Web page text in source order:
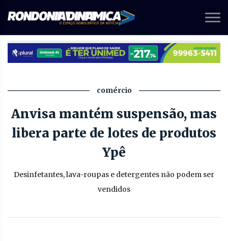
comércio
Anvisa mantém suspensão, mas
libera parte de lotes de produtos
Ypê
Desinfetantes, lava-roupas e detergentes não podem ser
vendidos